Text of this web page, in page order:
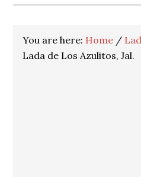
You are here: Home /
Lada de Los Azulitos, Jal.